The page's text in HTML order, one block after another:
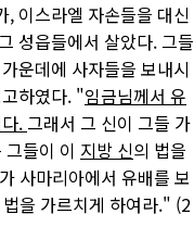
이스라엘 자손들을 대신
성읍들에서 살았다. 그들
운데에 사자들을 보내시
하였다. "임금님께서 유
. 그래서 그 신이 그들 가
들이 이 지방 신의 법을
사마리아에서 유배를 보
을 가르치게 하여라." (2